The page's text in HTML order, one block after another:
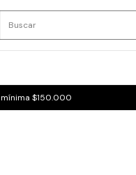
$150.000